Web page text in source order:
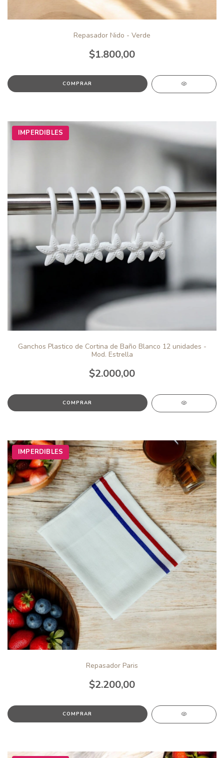
Repasador Nido - Verde
$1.800,00
IMPERDIBLES
Ganchos Plastico de Cortina de Baño Blanco 12 unidades -
Mod. Estrella
$2.000,00
IMPERDIBLES
Repasador Paris
$2.200,00